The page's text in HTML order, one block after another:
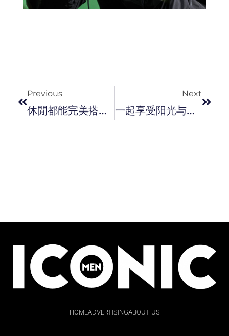
Previous
休閒都能完美搭配！ UNIQLO X Theory 推出 2021 春夏联名系列。
Next
一起享受阳光与海滩 ! DIOR 与艺术家 Kenny Scharf 合作推出沙滩胶囊系列。
HOMEADVERTISINGABOUT US